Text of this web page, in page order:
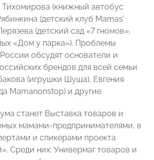
Тихомирова (книжный автобус
(детский клуб Mamas’
(детский сад «7 гномов»,
«Дом у парка»). Проблемы
обсудят основатели и
брендов для всей семьи
(игрушки Шуша), Евгения
Mamanonstop) и другие.
станет Выставка товаров и
мамами-предпринимателями, в
и спикерами проекта
Среди них: Универмаг товаров и